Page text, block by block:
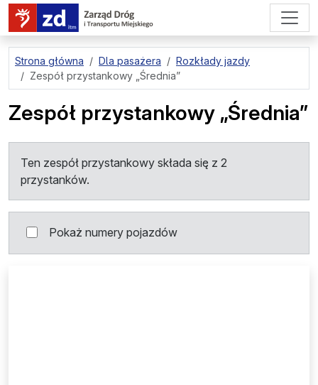
przejdź do treści strony
Strona główna Dla pasażera
Rozkłady jazdy
Zespół przystankowy „Średnia”
Zespół przystankowy „Średnia”
Ten zespół przystankowy składa się z 2
przystanków.
Pokaż numery pojazdów